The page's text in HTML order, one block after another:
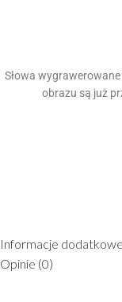
Słowa
obrazu są już
Informacje dodatkowe
Opinie (0)